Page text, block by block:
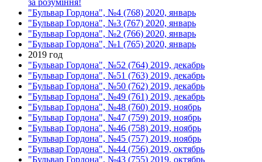
"Бульвар Гордона", №4 (768) 2020, январь
"Бульвар Гордона", №3 (767) 2020, январь
"Бульвар Гордона", №2 (766) 2020, январь
"Бульвар Гордона", №1 (765) 2020, январь
2019 год
"Бульвар Гордона", №52 (764) 2019, декабрь
"Бульвар Гордона", №51 (763) 2019, декабрь
"Бульвар Гордона", №50 (762) 2019, декабрь
"Бульвар Гордона", №49 (761) 2019, декабрь
"Бульвар Гордона", №48 (760) 2019, ноябрь
"Бульвар Гордона", №47 (759) 2019, ноябрь
"Бульвар Гордона", №46 (758) 2019, ноябрь
"Бульвар Гордона", №45 (757) 2019, ноябрь
"Бульвар Гордона", №44 (756) 2019, октябрь
"Бульвар Гордона", №43 (755) 2019, октябрь